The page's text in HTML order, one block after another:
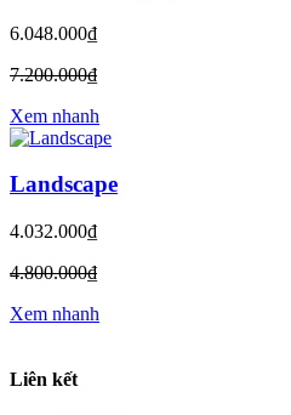
6.048.000₫
7.200.000₫
Xem nhanh
Landscape
4.032.000₫
4.800.000₫
Xem nhanh
Liên kết